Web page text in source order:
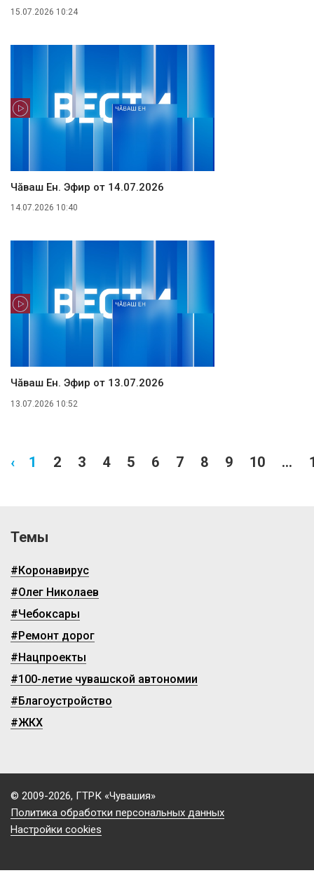
15.07.2026 10:24
Чăваш Ен. Эфир от 14.07.2026
14.07.2026 10:40
Чăваш Ен. Эфир от 13.07.2026
13.07.2026 10:52
‹ 1 2 3 4 5 6 7 8 9 10 ...
Темы
#Коронавирус
#Олег Николаев
#Чебоксары
#Ремонт дорог
#Нацпроекты
#100-летие чувашской автономии
#Благоустройство
#ЖКХ
© 2009-2026, ГТРК «Чувашия»
Политика обработки персональных данных
Настройки cookies